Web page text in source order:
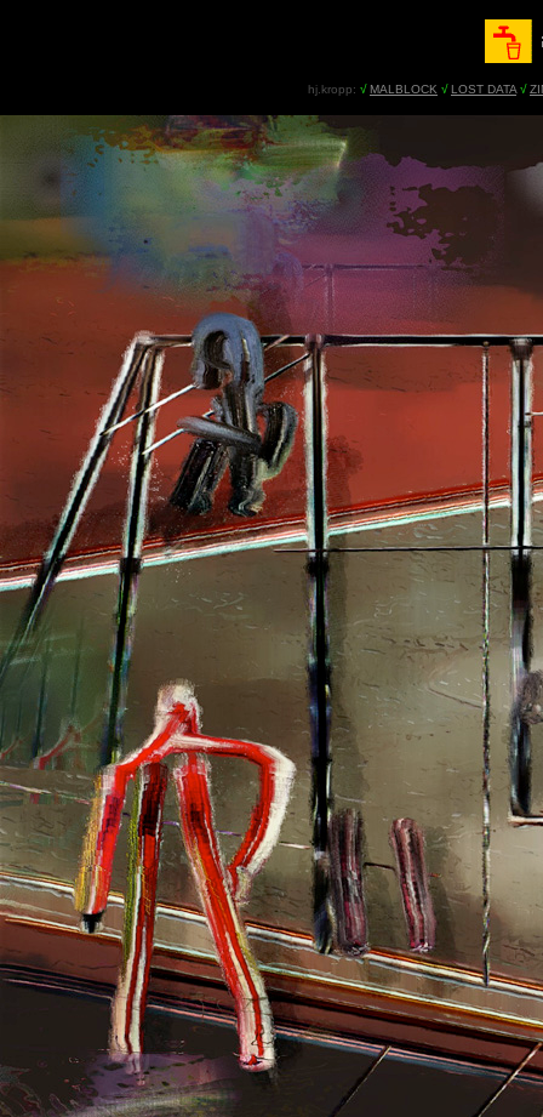
hj.kropp: √ MALBLOCK √ LOST DATA √